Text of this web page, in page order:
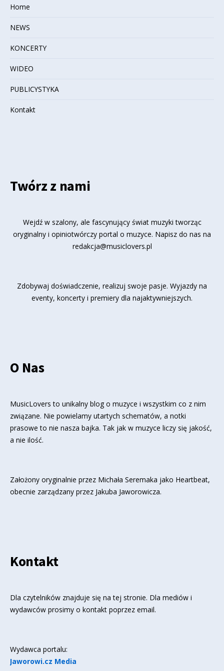
Home
NEWS
KONCERTY
WIDEO
PUBLICYSTYKA
Kontakt
Twórz z nami
Wejdź w szalony, ale fascynujący świat muzyki tworząc
oryginalny i opiniotwórczy portal o muzyce. Napisz do nas na
redakcja@musiclovers.pl
Zdobywaj doświadczenie, realizuj swoje pasje. Wyjazdy na
eventy, koncerty i premiery dla najaktywniejszych.
O Nas
MusicLovers to unikalny blog o muzyce i wszystkim co z nim
związane. Nie powielamy utartych schematów, a notki
prasowe to nie nasza bajka. Tak jak w muzyce liczy się jakość,
a nie ilość.
Założony oryginalnie przez Michała Seremaka jako Heartbeat,
obecnie zarządzany przez Jakuba Jaworowicza.
Kontakt
Dla czytelników znajduje się na tej stronie. Dla mediów i
wydawców prosimy o kontakt poprzez email.
Wydawca portalu:
Jaworowi.cz Media